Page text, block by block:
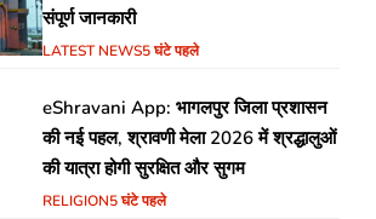
संपूर्ण जानकारी
LATEST NEWS5 घंटे पहले
eShravani App: भागलपुर जिला प्रशासन
की नई पहल, श्रावणी मेला 2026 में श्रद्धालुओं
की यात्रा होगी सुरक्षित और सुगम
RELIGION5 घंटे पहले